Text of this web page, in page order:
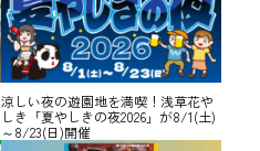
涼しい夜の遊園地を満喫！浅草花や
しき「夏やしきの夜2026」が8/1(土)
～8/23(日)開催